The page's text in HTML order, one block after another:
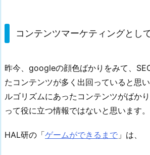
コンテンツマーケティングとし
昨今、googleの顔色ばかりをみて、
たコンテンツが多く出回っていると思
ルゴリズムにあったコンテンツがばか
って役に立つ情報ではないと思います。
HAL研の「ゲームができるまで 」は、